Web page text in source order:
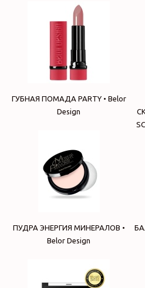
ГУБНАЯ ПОМАДА PARTY • Belor
Design
ПУДРА ЭНЕРГИЯ МИНЕРАЛОВ •
Belor Design